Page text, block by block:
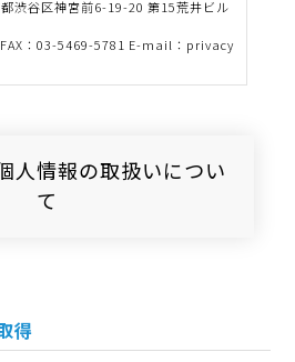
渋谷区神宮前6-19-20 第15荒井ビル
：03-5469-5781 E-mail：privacy
人情報の取扱いについ
て
得